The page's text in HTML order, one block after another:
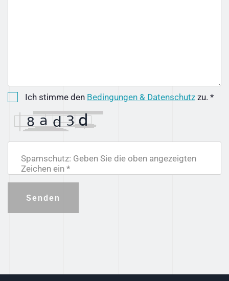
Ich stimme den Bedingungen & Datenschutz zu. *
Spamschutz: Geben Sie die oben angezeigten
Zeichen ein *
Senden